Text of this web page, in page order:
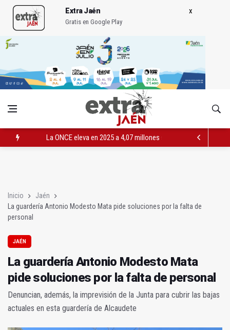
Extra Jaén
Gratis en Google Play
La ONCE eleva en 2025 a 4,07 millones su inversión social en
Inicio
Jaén
La guardería Antonio Modesto Mata pide soluciones por la falta de
personal
JAÉN
La guardería Antonio Modesto Mata
pide soluciones por la falta de personal
Denuncian, además, la imprevisión de la Junta para cubrir las bajas
actuales en esta guardería de Alcaudete